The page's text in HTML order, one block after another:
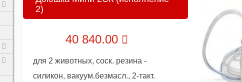
2)
40 840.00
для 2 животных, соск. резина -
силикон, вакуум.безмасл., 2-такт.